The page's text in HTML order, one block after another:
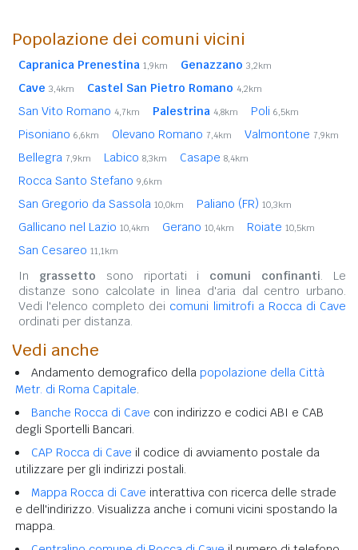
Popolazione dei comuni vicini
Capranica Prenestina 1,9km Genazzano 3,2km
Cave 3,4km Castel San Pietro Romano 4,2km
San Vito Romano 4,7km Palestrina 4,8km Poli 6,5km
Pisoniano 6,6km Olevano Romano 7,4km Valmontone 7,9km
Bellegra 7,9km Labico 8,3km Casape 8,4km
Rocca Santo Stefano 9,6km
San Gregorio da Sassola 10,0km Paliano (FR) 10,3km
Gallicano nel Lazio 10,4km Gerano 10,4km Roiate 10,5km
San Cesareo 11,1km
In grassetto sono riportati i comuni confinanti. Le
distanze sono calcolate in linea d'aria dal centro urbano.
Vedi l'elenco completo dei comuni limitrofi a Rocca di Cave
ordinati per distanza.
Vedi anche
Andamento demografico della popolazione della Città
Metr. di Roma Capitale.
Banche Rocca di Cave con indirizzo e codici ABI e CAB
degli Sportelli Bancari.
CAP Rocca di Cave il codice di avviamento postale da
utilizzare per gli indirizzi postali.
Mappa Rocca di Cave interattiva con ricerca delle strade
e dell'indirizzo. Visualizza anche i comuni vicini spostando la
mappa.